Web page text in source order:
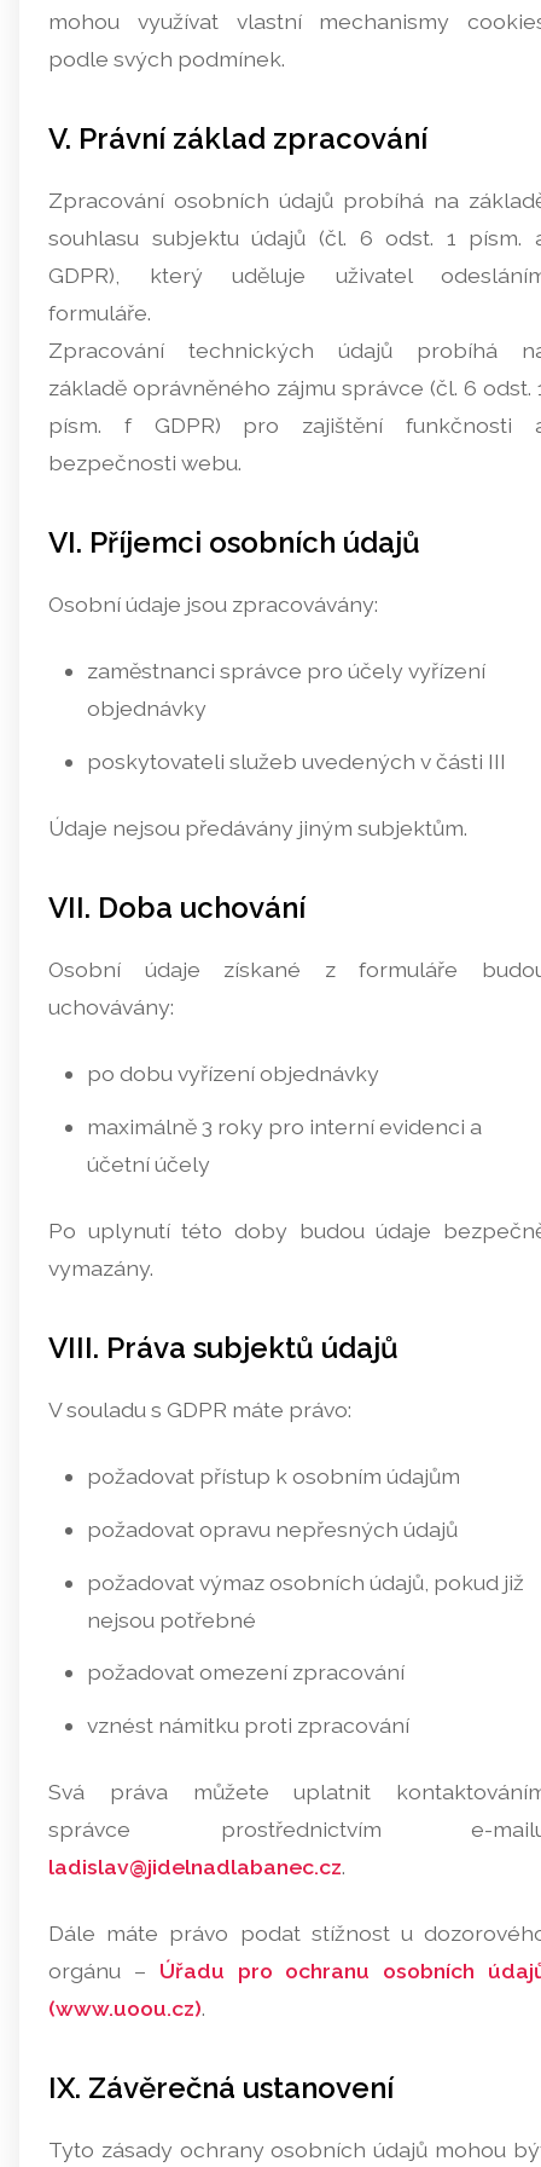
mohou využívat vlastní mechanismy
podle svých podmínek.
V. Právní základ zpracování
Zpracování osobních údajů probíhá na
souhlasu subjektu údajů (čl. 6 odst. 1 písm.
GDPR), který uděluje uživatel
formuláře.
Zpracování technických údajů probíhá
základě oprávněného zájmu správce (čl. 6 odst.
písm. f GDPR) pro zajištění funkčnosti
bezpečnosti webu.
VI. Příjemci osobních údajů
Osobní údaje jsou zpracovávány:
zaměstnanci správce pro účely vyřízení
objednávky
poskytovateli služeb uvedených v části III
Údaje nejsou předávány jiným subjektům.
VII. Doba uchování
Osobní údaje získané z formuláře
uchovávány:
po dobu vyřízení objednávky
maximálně 3 roky pro interní evidenci a
účetní účely
Po uplynutí této doby budou údaje
vymazány.
VIII. Práva subjektů údajů
V souladu s GDPR máte právo:
požadovat přístup k osobním údajům
požadovat opravu nepřesných údajů
požadovat výmaz osobních údajů, pokud již
nejsou potřebné
požadovat omezení zpracování
vznést námitku proti zpracování
Svá práva můžete uplatnit
správce prostřednictvím e-
ladislav@jidelnadlabanec.cz.
Dále máte právo podat stížnost u
orgánu – Úřadu pro ochranu osobních
(www.uoou.cz).
IX. Závěrečná ustanovení
Tyto zásady ochrany osobních údajů mohou